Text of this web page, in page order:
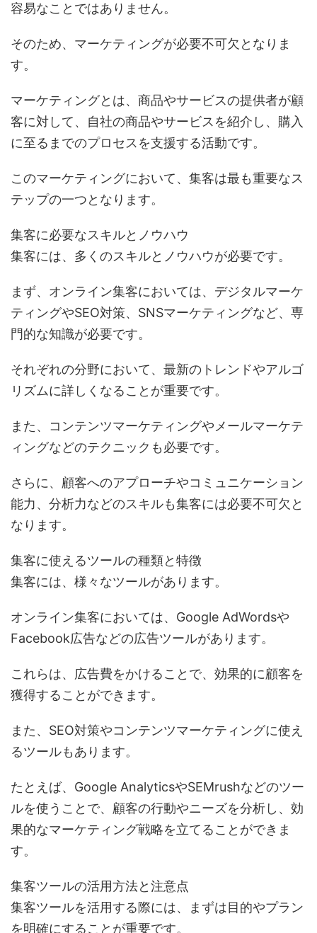
容易なことではありません。
そのため、マーケティングが必要不可欠となりま
す。
マーケティングとは、商品やサービスの提供者が顧
客に対して、自社の商品やサービスを紹介し、購入
に至るまでのプロセスを支援する活動です。
このマーケティングにおいて、集客は最も重要なス
テップの一つとなります。
集客に必要なスキルとノウハウ
集客には、多くのスキルとノウハウが必要です。
まず、オンライン集客においては、デジタルマーケ
ティングやSEO対策、SNSマーケティングなど、専
門的な知識が必要です。
それぞれの分野において、最新のトレンドやアルゴ
リズムに詳しくなることが重要です。
また、コンテンツマーケティングやメールマーケテ
ィングなどのテクニックも必要です。
さらに、顧客へのアプローチやコミュニケーション
能力、分析力などのスキルも集客には必要不可欠と
なります。
集客に使えるツールの種類と特徴
集客には、様々なツールがあります。
オンライン集客においては、Google AdWordsや
Facebook広告などの広告ツールがあります。
これらは、広告費をかけることで、効果的に顧客を
獲得することができます。
また、SEO対策やコンテンツマーケティングに使え
るツールもあります。
たとえば、Google AnalyticsやSEMrushなどのツー
ルを使うことで、顧客の行動やニーズを分析し、効
果的なマーケティング戦略を立てることができま
す。
集客ツールの活用方法と注意点
集客ツールを活用する際には、まずは目的やプラン
を明確にすることが重要です。